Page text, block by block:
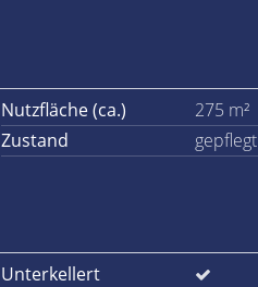
Nutzfläche (ca.)
275 m²
Zustand
gepflegt
Unterkellert